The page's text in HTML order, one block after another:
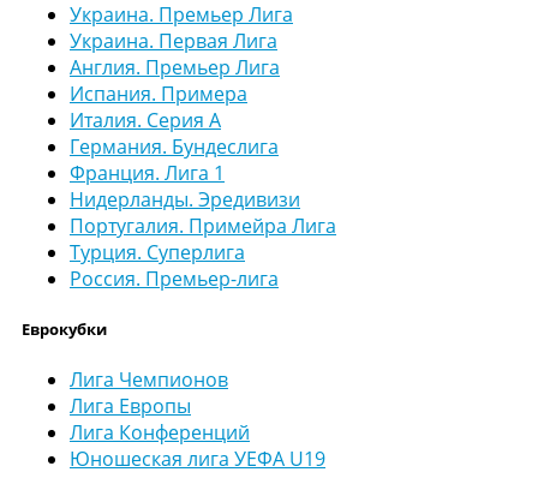
Украина. Премьер Лига
Украина. Первая Лига
Англия. Премьер Лига
Испания. Примера
Италия. Серия А
Германия. Бундеслига
Франция. Лига 1
Нидерланды. Эредивизи
Португалия. Примейра Лига
Турция. Суперлига
Россия. Премьер-лига
Еврокубки
Лига Чемпионов
Лига Европы
Лига Конференций
Юношеская лига УЕФА U19